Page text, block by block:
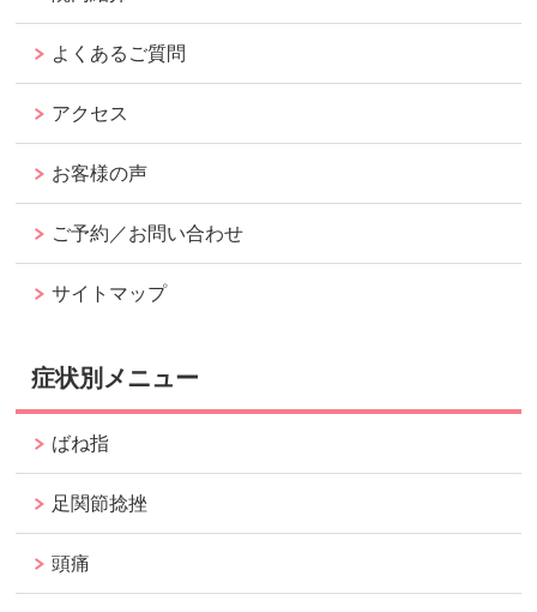
よくあるご質問
アクセス
お客様の声
ご予約／お問い合わせ
サイトマップ
症状別メニュー
ばね指
足関節捻挫
頭痛